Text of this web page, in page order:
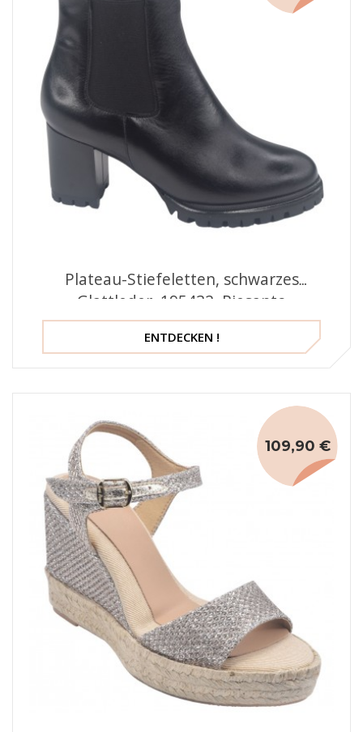
Plateau-Stiefeletten, schwarzes
Glattleder, 195432, Piesanto
ENTDECKEN !
109,90 €